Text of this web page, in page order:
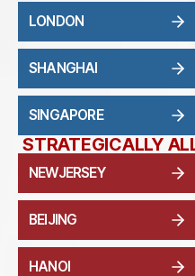
LONDON
SHANGHAI
SINGAPORE
STRATEGICALLY
NEWJERSEY
BEIJING
HANOI